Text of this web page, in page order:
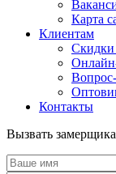
Карта
Клиентам
Скидки
Контакты
Вызвать замерщика